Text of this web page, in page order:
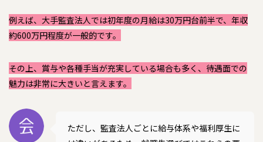
例えば、大手監査法人では初年度の月給は30万円台前半で、年収
約600万円程度が一般的です。
その上、賞与や各種手当が充実している場合も多く、待遇面での
魅力は非常に大きいと言えます。
ただし、監査法人ごとに給与体系や福利厚生に